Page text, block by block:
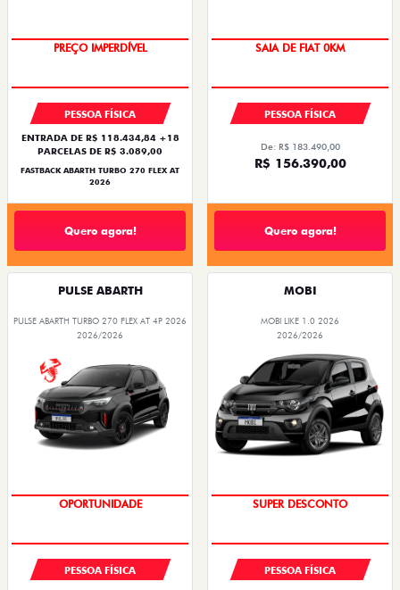
PREÇO IMPERDÍVEL
PESSOA FÍSICA
ENTRADA DE R$ 118.434,84 +18
PARCELAS DE R$ 3.089,00
FASTBACK ABARTH TURBO 270 FLEX AT
2026
Quero agora!
SAIA DE FIAT 0KM
PESSOA FÍSICA
De: R$ 183.490,00
R$ 156.390,00
Quero agora!
PULSE ABARTH
PULSE ABARTH TURBO 270 FLEX AT 4P 2026
2026/2026
OPORTUNIDADE
PESSOA FÍSICA
MOBI
MOBI LIKE 1.0 2026
2026/2026
SUPER DESCONTO
PESSOA FÍSICA